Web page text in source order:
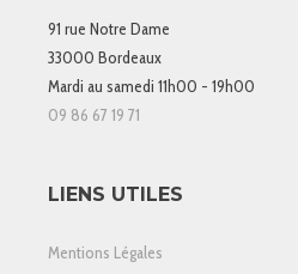
91 rue Notre Dame
33000 Bordeaux
Mardi au samedi 11h00 - 19h00
09 86 67 19 71
LIENS UTILES
Mentions Légales